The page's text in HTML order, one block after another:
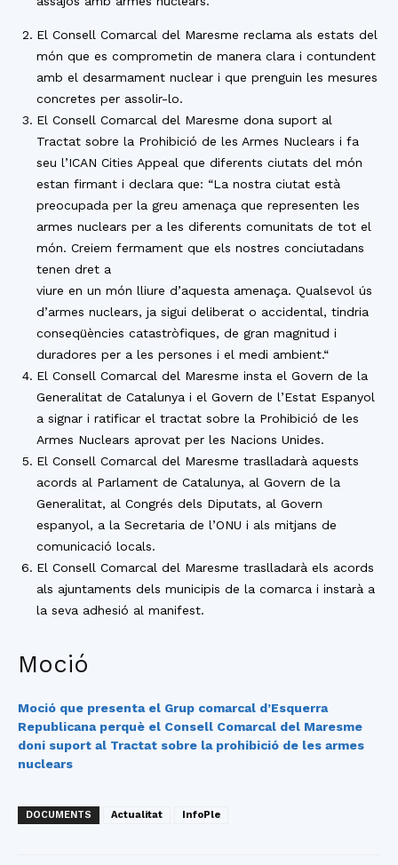
El Consell Comarcal del Maresme reclama als estats del
món que es comprometin de manera clara i contundent
amb el desarmament nuclear i que prenguin les mesures
concretes per assolir-lo.
El Consell Comarcal del Maresme dona suport al
Tractat sobre la Prohibició de les Armes Nuclears i fa
seu l’ICAN Cities Appeal que diferents ciutats del món
estan firmant i declara que: “La nostra ciutat està
preocupada per la greu amenaça que representen les
armes nuclears per a les diferents comunitats de tot el
món. Creiem fermament que els nostres conciutadans
tenen dret a
viure en un món lliure d’aquesta amenaça. Qualsevol ús
d’armes nuclears, ja sigui deliberat o accidental, tindria
conseqüències catastròfiques, de gran magnitud i
duradores per a les persones i el medi ambient.“
El Consell Comarcal del Maresme insta el Govern de la
Generalitat de Catalunya i el Govern de l’Estat Espanyol
a signar i ratificar el tractat sobre la Prohibició de les
Armes Nuclears aprovat per les Nacions Unides.
El Consell Comarcal del Maresme traslladarà aquests
acords al Parlament de Catalunya, al Govern de la
Generalitat, al Congrés dels Diputats, al Govern
espanyol, a la Secretaria de l’ONU i als mitjans de
comunicació locals.
El Consell Comarcal del Maresme traslladarà els acords
als ajuntaments dels municipis de la comarca i instarà a
la seva adhesió al manifest.
Moció
Moció que presenta el Grup comarcal d’Esquerra
Republicana perquè el Consell Comarcal del Maresme
doni suport al Tractat sobre la prohibició de les armes
nuclears
DOCUMENTS Actualitat InfoPle